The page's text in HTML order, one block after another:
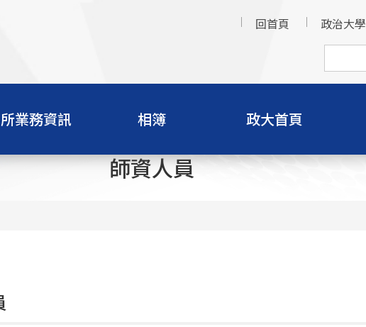
回首頁
政治大學
業務資訊 相簿 政大首頁
師資人員